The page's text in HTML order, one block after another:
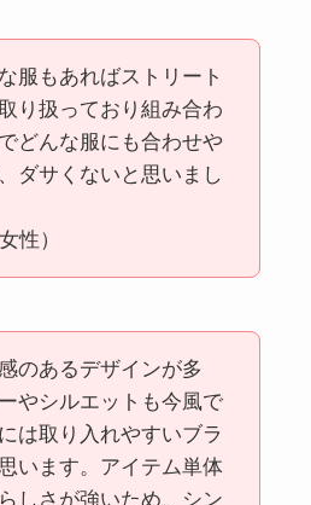
服もあればストリート
り扱っており組み合わ
どんな服にも合わせや
ダサくないと思いまし
性）
のあるデザインが多
やシルエットも今風で
は取り入れやすいブラ
います。アイテム単体
しさが強いため、シン